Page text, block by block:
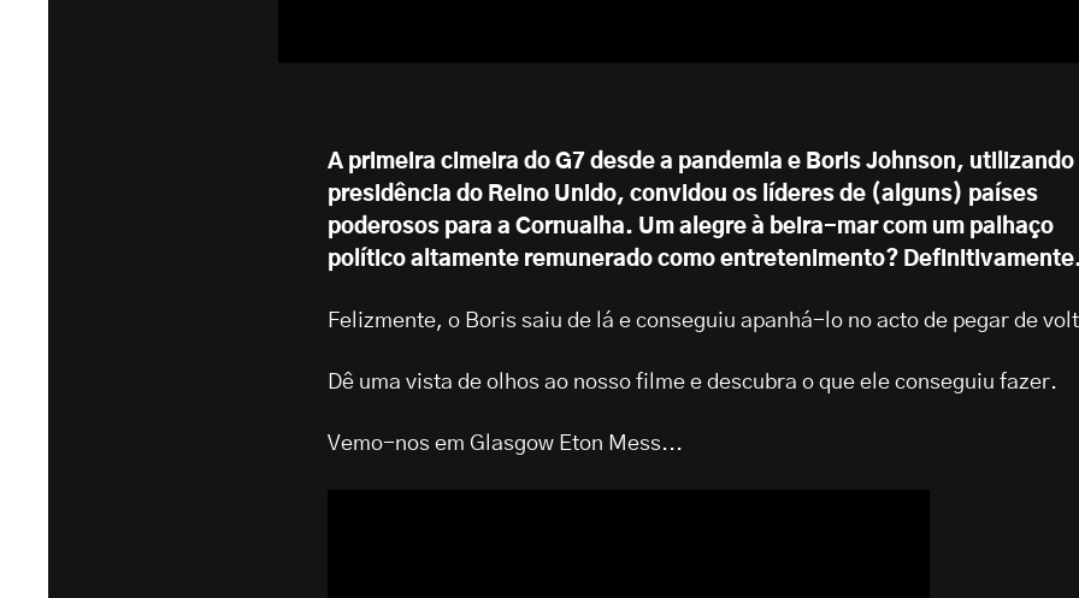
A primeira cimeira do G7 desde a pandemia e Boris Johnson, utilizando
presidência do Reino Unido, convidou os líderes de (alguns) países
poderosos para a Cornualha. Um alegre à beira-mar com um palhaço
político altamente remunerado como entretenimento?
Felizmente, o Boris saiu de lá e conseguiu apanhá-lo no acto de pegar de
Dê uma vista de olhos ao nosso filme e descubra o que ele conseguiu fazer.
Vemo-nos em Glasgow Eton Mess...